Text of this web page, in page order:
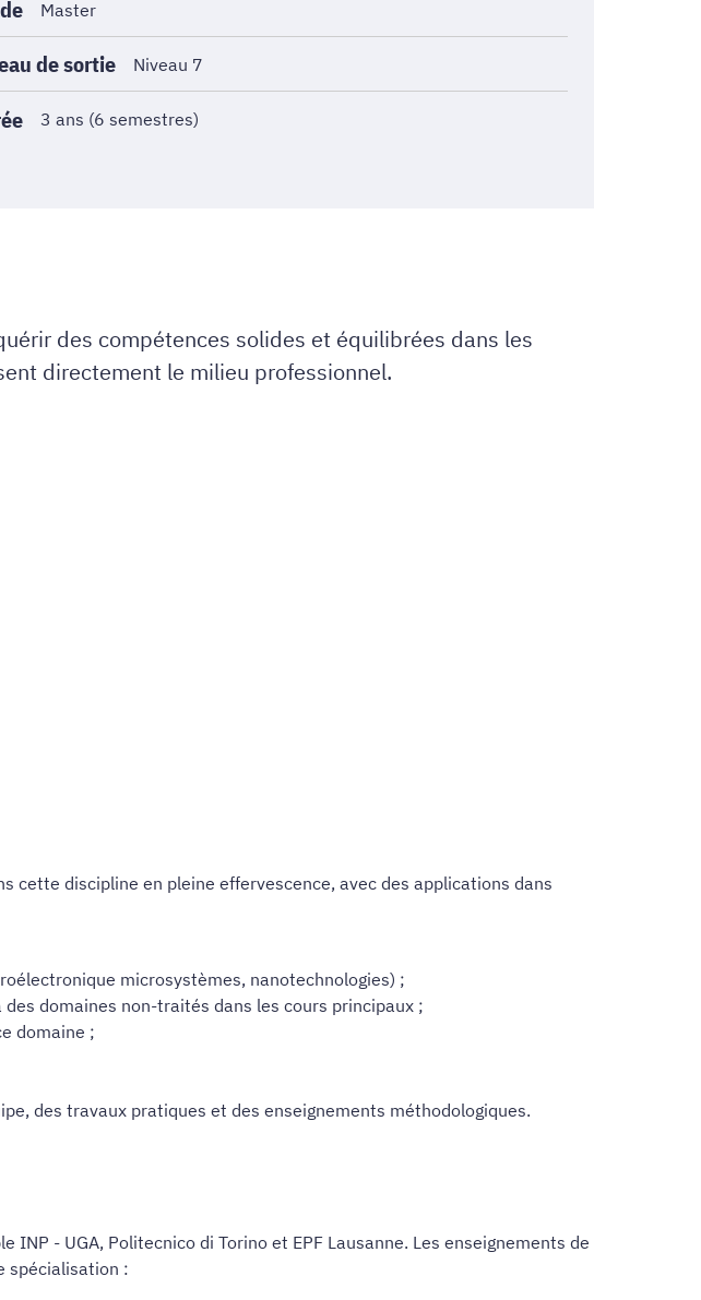
Master
de sortie Niveau 7
3 ans (6 semestres)
des compétences solides et équilibrées dans les
directement le milieu professionnel.
cette discipline en pleine effervescence, avec des applications dans
microsystèmes, nanotechnologies) ;
domaines non-traités dans les cours principaux ;
domaine ;
des travaux pratiques et des enseignements méthodologiques.
- UGA, Politecnico di Torino et EPF Lausanne. Les enseignements de
spécialisation :